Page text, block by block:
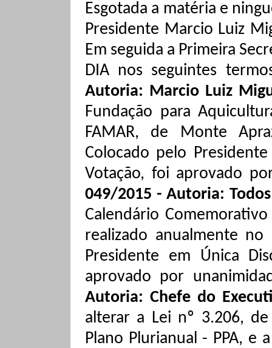
Esgotada a matéria e
Presidente Marcio Luiz
Em seguida a Primeira
DIA nos seguintes
Autoria: Marcio Luiz
Fundação para
FAMAR, de Monte
Colocado pelo
Votação, foi aprovado
049/2015 - Autoria:
Calendário
realizado anualmente
Presidente em Única
aprovado por
Autoria: Chefe do
alterar a Lei nº 3.206,
Plano Plurianual - PPA, e